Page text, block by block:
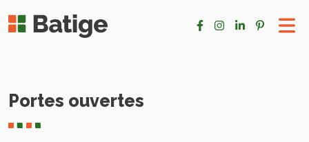
Portes ouvertes